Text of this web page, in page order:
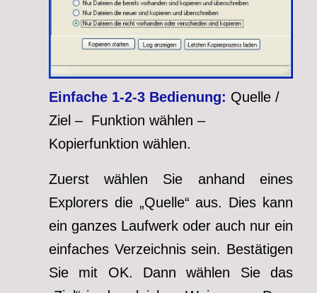
Einfache 1-2-3 Bedienung: Quelle /
Ziel – Funktion wählen –
Kopierfunktion wählen.
Zuerst wählen Sie anhand eines
Explorers die „Quelle“ aus. Dies kann
ein ganzes Laufwerk oder auch nur ein
einfaches Verzeichnis sein. Bestätigen
Sie mit OK. Dann wählen Sie das